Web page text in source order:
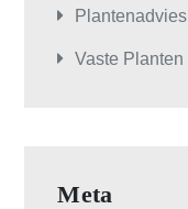
Plantenadvies
Vaste Planten
Meta